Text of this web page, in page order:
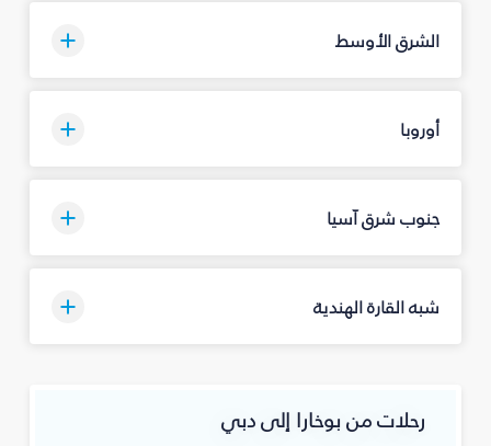
الشرق الأوسط
أوروبا
جنوب شرق آسيا
شبه القارة الهندية
رحلات من بوخارا إلى دبي